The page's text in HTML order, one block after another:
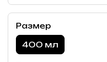
Размер
400 мл